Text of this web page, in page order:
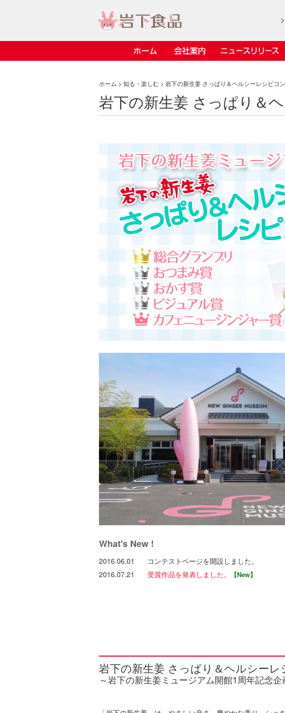
> 会社案内TOP
ごあいさつ 会社
採用情報
> ニュースリリース TOP
> プレスリリース
> 新商品
> コラボ
> 飲食店コラボ
> ミュージアム
> イワシカちゃん
> オンラインショップ
> その他
【7月1日～8月
ト「NEW
2026」｜岩下
2026.07.01
> 商品情報 TOP
> 岩下の新生姜
> 生姜
> オリーブ
> 梅
> その他
> レシピ検索 TOP
> 岩下の新生姜レシピ
> らっきょうレシピ
> その他のレシピ
社長おすすめ
豚バラ肉のくる
きバージョン～
> 安心・安全の取り組み インデックス
畑での取り組み 工場
岩下の新生姜について 岩
> 知る・楽しむ インデックス
岩下の新生姜ミュージアム
しょ
岩下の新生姜万年筆インク 書く描くコンテ
スト
岩
～
ホーム > 知る・楽しむ > 岩下の新生姜 さっぱり＆ヘルシーレシピコ
岩下の新生姜 さっぱり＆
What's New !
2016.06.01
コンテストページを開設しました。
2016.07.21
受賞作品を発表しました。 【New】
岩下の新生姜 さっぱり＆ヘルシー
～岩下の新生姜ミュージアム開館1周年記念企